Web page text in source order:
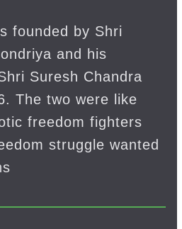
founded by Shri
and his
Suresh Chandra
The two were like
freedom fighters
struggle wanted